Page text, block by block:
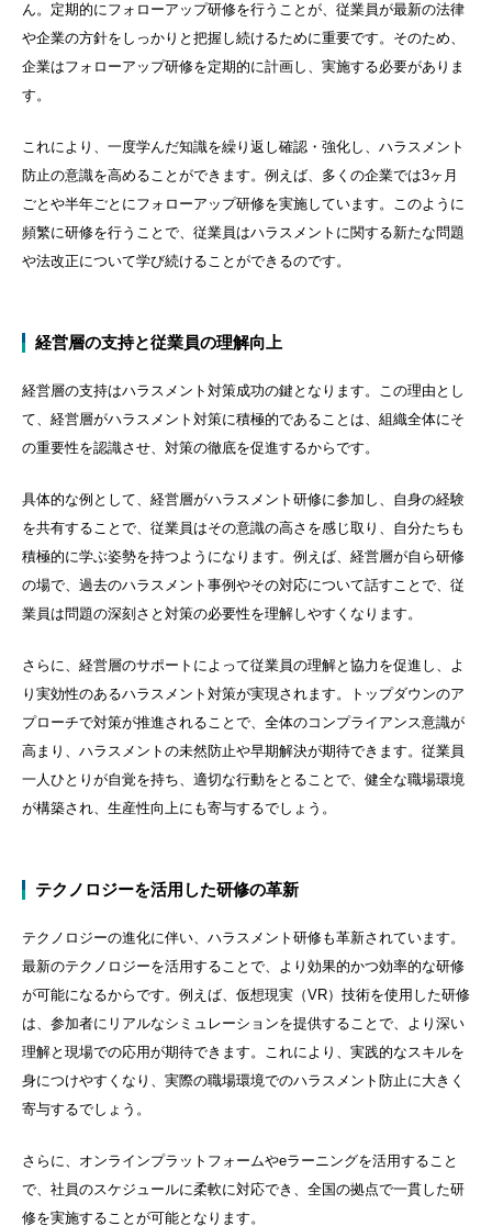
ん。定期的にフォローアップ研修を行うことが、従業員が最新の法律
や企業の方針をしっかりと把握し続けるために重要です。そのため、
企業はフォローアップ研修を定期的に計画し、実施する必要がありま
す。
これにより、一度学んだ知識を繰り返し確認・強化し、ハラスメント
防止の意識を高めることができます。例えば、多くの企業では3ヶ月
ごとや半年ごとにフォローアップ研修を実施しています。このように
頻繁に研修を行うことで、従業員はハラスメントに関する新たな問題
や法改正について学び続けることができるのです。
経営層の支持と従業員の理解向上
経営層の支持はハラスメント対策成功の鍵となります。この理由とし
て、経営層がハラスメント対策に積極的であることは、組織全体にそ
の重要性を認識させ、対策の徹底を促進するからです。
具体的な例として、経営層がハラスメント研修に参加し、自身の経験
を共有することで、従業員はその意識の高さを感じ取り、自分たちも
積極的に学ぶ姿勢を持つようになります。例えば、経営層が自ら研修
の場で、過去のハラスメント事例やその対応について話すことで、従
業員は問題の深刻さと対策の必要性を理解しやすくなります。
さらに、経営層のサポートによって従業員の理解と協力を促進し、よ
り実効性のあるハラスメント対策が実現されます。トップダウンのア
プローチで対策が推進されることで、全体のコンプライアンス意識が
高まり、ハラスメントの未然防止や早期解決が期待できます。従業員
一人ひとりが自覚を持ち、適切な行動をとることで、健全な職場環境
が構築され、生産性向上にも寄与するでしょう。
テクノロジーを活用した研修の革新
テクノロジーの進化に伴い、ハラスメント研修も革新されています。
最新のテクノロジーを活用することで、より効果的かつ効率的な研修
が可能になるからです。例えば、仮想現実（VR）技術を使用した研修
は、参加者にリアルなシミュレーションを提供することで、より深い
理解と現場での応用が期待できます。これにより、実践的なスキルを
身につけやすくなり、実際の職場環境でのハラスメント防止に大きく
寄与するでしょう。
さらに、オンラインプラットフォームやeラーニングを活用すること
で、社員のスケジュールに柔軟に対応でき、全国の拠点で一貫した研
修を実施することが可能となります。